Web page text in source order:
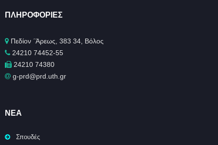
ΠΛΗΡΟΦΟΡΊΕΣ
Πεδίον ΄Άρεως, 383 34, Βόλος
24210 74452-55
24210 74380
g-prd@prd.uth.gr
ΝΈΑ
Σπουδές